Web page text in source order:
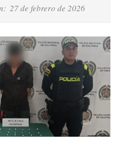
27 de febrero de 2026